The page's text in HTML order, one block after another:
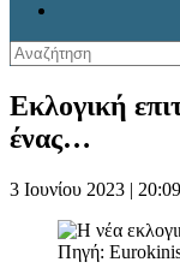
Εκλογική
ένας…
3 Ιουνίου 2023 | 20:09
Πηγή: